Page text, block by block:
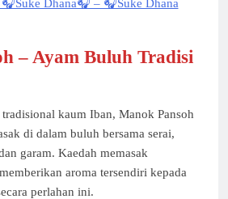
Dhana🎧 – 🎧Suke Dhana
– Ayam Buluh Tradisi
kaum Iban, Manok Pansoh
di dalam buluh bersama serai,
garam. Kaedah memasak
aroma tersendiri kepada
perlahan ini.